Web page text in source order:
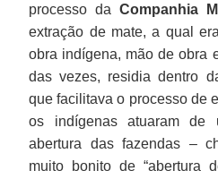
processo da Companhia
extração de mate, a qual
obra indígena, mão de obra
das vezes, residia dentro
que facilitava o processo de
os indígenas atuaram de
abertura das fazendas –
muito bonito de “abertura